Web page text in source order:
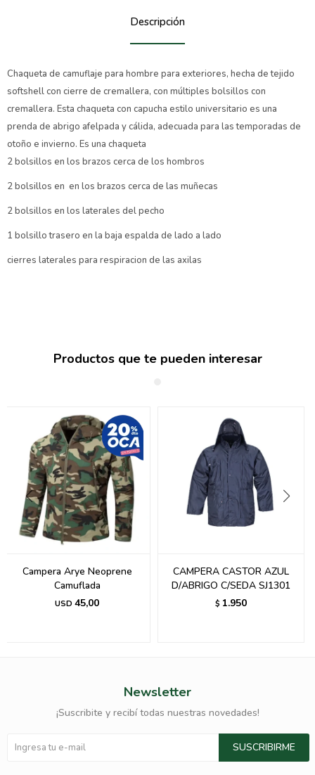
Descripción
Chaqueta de camuflaje para hombre para exteriores, hecha de tejido
softshell con cierre de cremallera, con múltiples bolsillos con
cremallera. Esta chaqueta con capucha estilo universitario es una
prenda de abrigo afelpada y cálida, adecuada para las temporadas de
otoño e invierno. Es una chaqueta
2 bolsillos en los brazos cerca de los hombros
2 bolsillos en en los brazos cerca de las muñecas
2 bolsillos en los laterales del pecho
1 bolsillo trasero en la baja espalda de lado a lado
cierres laterales para respiracion de las axilas
Productos que te pueden interesar
Campera Arye Neoprene
Camuflada
USD 45,00
CAMPERA CASTOR AZUL
D/ABRIGO C/SEDA SJ1301
$ 1.950
Newsletter
¡Suscribite y recibí todas nuestras novedades!
SUSCRIBIRME